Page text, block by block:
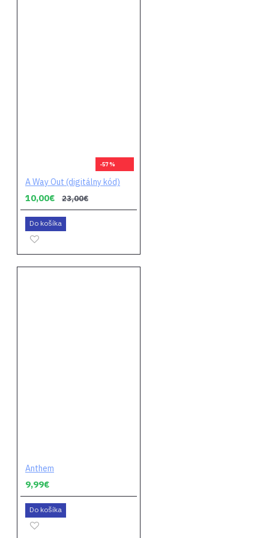
-57 %
A Way Out (digitálny kód)
10,00€ 23,00€
Do košíka
Anthem
9,99€
Do košíka